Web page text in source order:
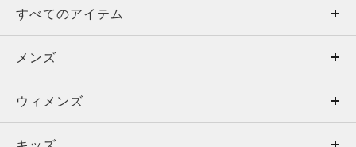
すべてのアイテム
メンズ
ウィメンズ
メンズ
トップス
ウィメンズ